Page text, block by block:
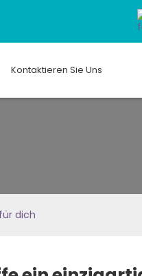
Kontaktieren Sie Uns
dich